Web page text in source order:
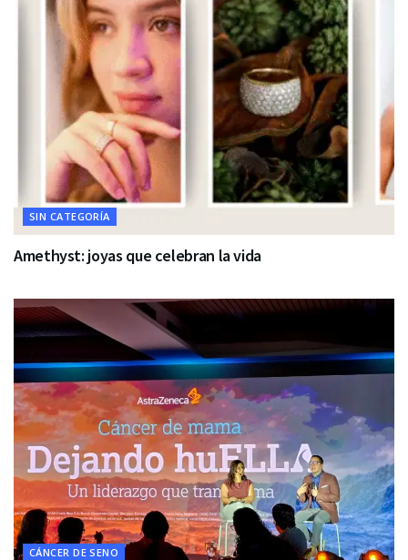
SIN CATEGORÍA
Amethyst: joyas que celebran la vida
CÁNCER DE SENO